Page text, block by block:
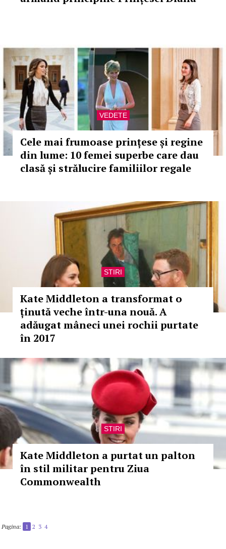
VEDETE
Cele mai frumoase prințese și regine
din lume: 10 femei superbe care dau
clasă și strălucire familiilor regale
STIRI
Kate Middleton a transformat o
ținută veche într-una nouă. A
adăugat mâneci unei rochii purtate
în 2017
STIRI
Kate Middleton a purtat un palton
în stil militar pentru Ziua
Commonwealth
Pagina: 1 2 3 4